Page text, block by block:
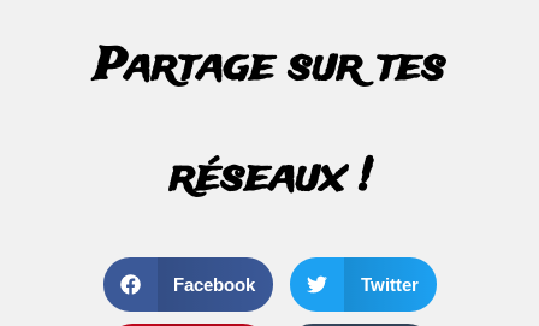
Partage sur tes
réseaux !
Facebook Twitter